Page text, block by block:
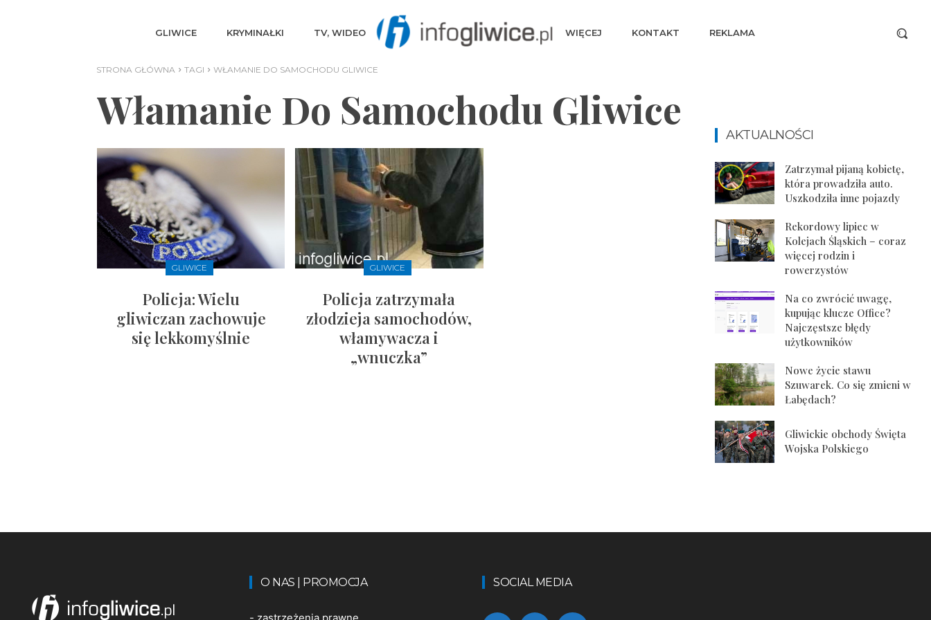
GLIWICE KRYMINAŁKI TV, WIDEO WIĘCEJ KONTAKT REKLAMA
STRONA GŁÓWNA TAGI WŁAMANIE DO SAMOCHODU GLIWICE
Włamanie Do Samochodu Gliwice
GLIWICE
Policja: Wielu
gliwiczan zachowuje
się lekkomyślnie
GLIWICE
Policja zatrzymała
złodzieja samochodów,
włamywacza i
„wnuczka”
AKTUALNOŚCI
Zatrzymał pijaną kobietę,
która prowadziła auto.
Uszkodziła inne pojazdy
Rekordowy lipiec w
Kolejach Śląskich – coraz
więcej rodzin i
rowerzystów
Na co zwrócić uwagę,
kupując klucze Office?
Najczęstsze błędy
użytkowników
Nowe życie stawu
Szuwarek. Co się zmieni w
Łabędach?
Gliwickie obchody Święta
Wojska Polskiego
O NAS | PROMOCJA
- zastrzeżenia prawne
SOCIAL MEDIA